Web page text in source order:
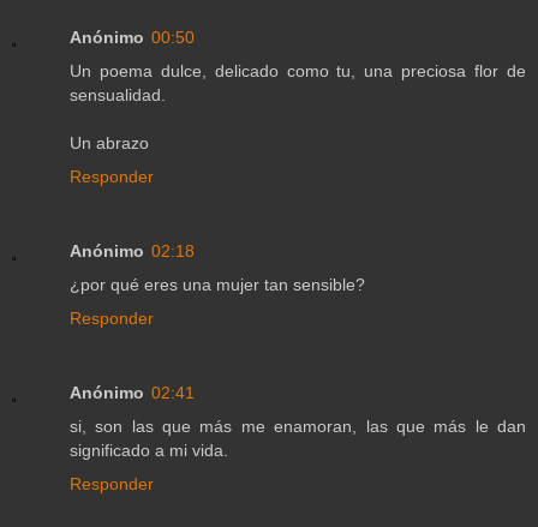
Anónimo 00:50
Un poema dulce, delicado como tu, una preciosa flor de
sensualidad.
Un abrazo
Responder
Anónimo 02:18
¿por qué eres una mujer tan sensible?
Responder
Anónimo 02:41
si, son las que más me enamoran, las que más le dan
significado a mi vida.
Responder